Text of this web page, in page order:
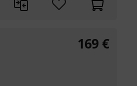
169 €